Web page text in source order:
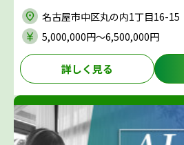
名古屋市中区丸の内1丁目16-15
5,000,000円〜6,500,000円
詳しく見る